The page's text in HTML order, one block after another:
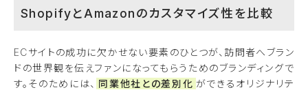
ShopifyとAmazonのカスタマイズ性を比較
ECサイトの成功に欠かせない要素のひとつが、訪問者へブラン
ドの世界観を伝えファンになってもらうためのブランディングで
す。そのためには、 同業他社との差別化 ができるオリジナリテ